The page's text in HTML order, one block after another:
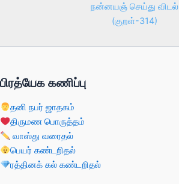
நன்னயஞ் செய்து விடல்
(குறள்-314)
பிரத்யேக கணிப்பு
தனி நபர் ஜாதகம்
திருமண பொருத்தம்
வாஸ்து வரைதல்
பெயர் கண்டறிதல்
ரத்தினக் கல் கண்டறிதல்